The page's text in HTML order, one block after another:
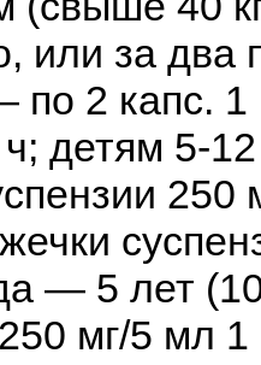
или за два
по 2 капс. 1
детям 5-
250
— 5 лет
мг/5 мл